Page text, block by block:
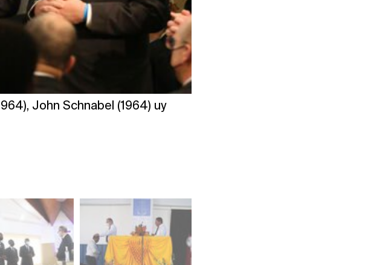
John Schnabel (1964) uy